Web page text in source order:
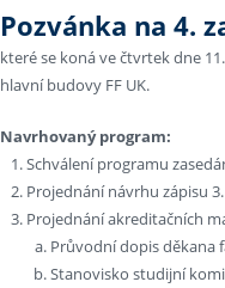
Podpora a benefity pro
Absolventi fakulty
Fakultní školy FF UK
Informace k průběhu
Rigorózní řízení
Granty a projekty
Přijíždějící studenti
Vyjíždějící zaměstnanci
Pozvánka na 4.
které se koná ve čtvrtek dne
hlavní budovy FF UK.
Navrhovaný program:
Schválení programu
Projednání návrhu zápisu 3.
Projednání akreditačních
Průvodní dopis děkana
Stanovisko studijní